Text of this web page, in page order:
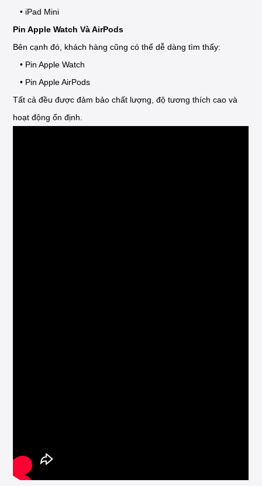
• iPad Mini
Pin Apple Watch Và AirPods
Bên cạnh đó, khách hàng cũng có thể dễ dàng tìm thấy:
• Pin Apple Watch
• Pin Apple AirPods
Tất cả đều được đảm bảo chất lượng, độ tương thích cao và
hoạt động ổn định.